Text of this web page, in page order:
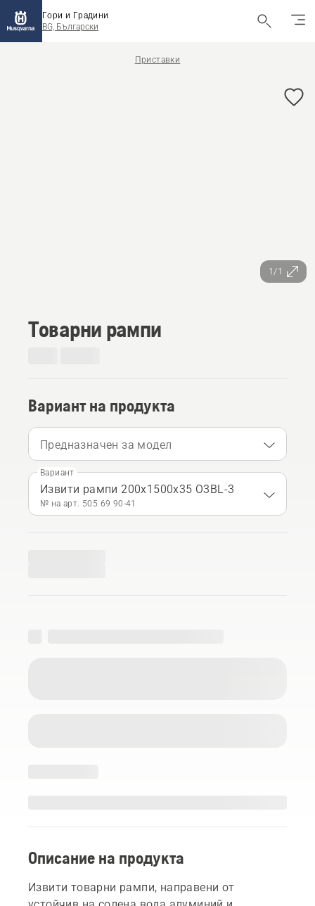
Гори и Градини
BG, Български
Приставки
1/1
Товарни рампи
Вариант на продукта
Предназначен за модел
Вариант
Извити рампи 200x1500x35 O3BL-3
№ на арт. 505 69 90‑41
Описание на продукта
Извити товарни рампи, направени от